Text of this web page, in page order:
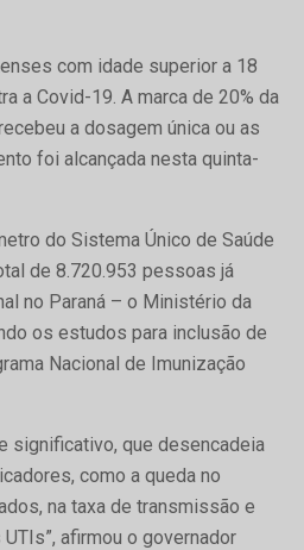
com idade superior a 18
a Covid-19. A marca de 20% da
a dosagem única ou as
foi alcançada nesta quinta-
do Sistema Único de Saúde
de 8.720.953 pessoas já
no Paraná – o Ministério da
os estudos para inclusão de
Nacional de Imunização
significativo, que desencadeia
como a queda no
na taxa de transmissão e
afirmou o governador